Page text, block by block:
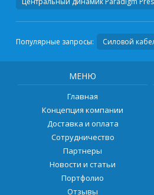
Популярные запросы: Силовой
МЕНЮ
Главная
Концепция компании
Доставка и оплата
Сотрудничество
Партнеры
Новости и статьи
Портфолио
Отзывы